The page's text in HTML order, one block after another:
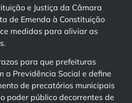
e Justiça da Câmara
de Emenda à Constituição
medidas para aliviar as
para que prefeituras
a Previdência Social e define
de precatórios municipais
poder público decorrentes de